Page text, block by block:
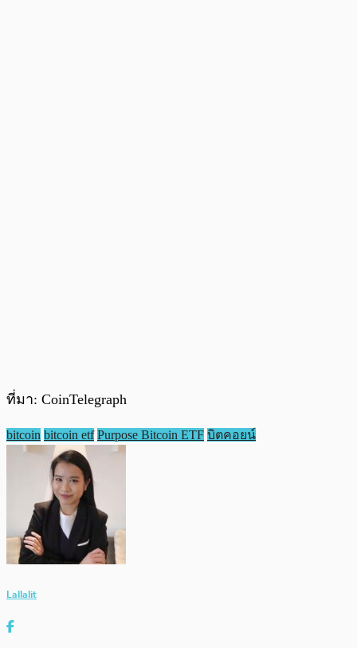
ที่มา: CoinTelegraph
bitcoin bitcoin etf Purpose Bitcoin ETF บิตคอยน์
Lallalit